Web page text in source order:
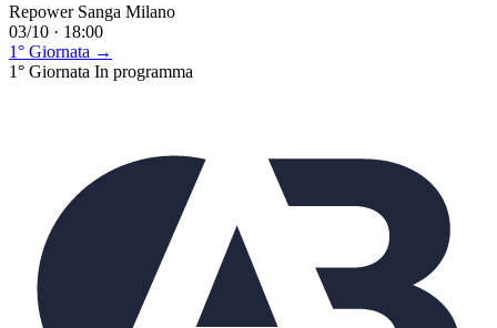
Repower Sanga Milano
03/10 · 18:00
1° Giornata →
1° Giornata In programma